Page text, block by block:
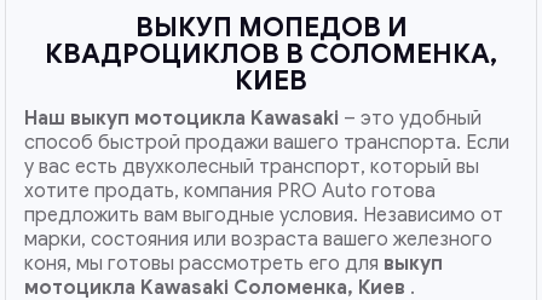
ВЫКУП МОПЕДОВ И
КВАДРОЦИКЛОВ В СОЛОМЕНКА,
КИЕВ
Наш выкуп мотоцикла Kawasaki – это удобный
способ быстрой продажи вашего транспорта. Если
у вас есть двухколесный транспорт, который вы
хотите продать, компания PRO Auto готова
предложить вам выгодные условия. Независимо от
марки, состояния или возраста вашего железного
коня, мы готовы рассмотреть его для выкуп
мотоцикла Kawasaki Соломенка, Киев .